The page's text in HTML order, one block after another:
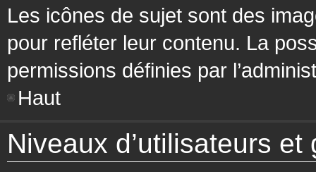
Les icônes de sujet sont des
pour refléter leur contenu. La
permissions définies par
Haut
Niveaux d’utilisateurs et